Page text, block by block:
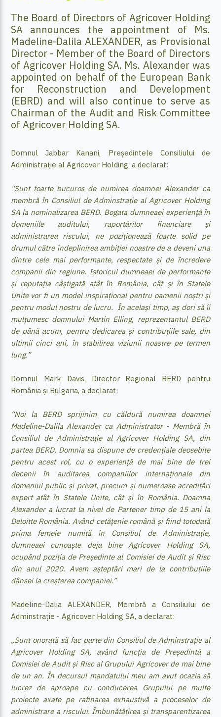
The Board of Directors of Agricover Holding
SA announces the appointment of Ms.
Madeline-Dalila ALEXANDER, as Provisional
Director - Member of the Board of Directors
of Agricover Holding SA. Ms. Alexander was
appointed on behalf of the European Bank
for Reconstruction and Development
(EBRD) and will also continue to serve as
Chairman of the Audit and Risk Committee
of Agricover Holding SA.
Domnul Jabbar Kanani, Președintele Consiliului de
Administrație al Agricover Holding, a declarat:
“Sunt foarte bucuros de numirea doamnei Alexander ca
membră în Consiliul de Adminstrație al Agricover Holding
SA la nominalizarea BERD. Bogata dumneaei experiență în
domeniile auditului, raportărilor financiare și
administrarea riscului, ne poziționează foarte solid pe
drumul către îndeplinirea ambiției noastre de a deveni una
dintre cele mai performante, respectate și de încredere
companii din regiune. Istoricul dumneaei de performanțe
și reputația câștigată atât în România, cât și în Statele
Unite vor fi un model inspirațional pentru oamenii noștri și
pentru modul nostru de lucru. În același timp, aș dori să îi
mulțumesc domnului Martin Elling, reprezentantul BERD
de până acum, pentru dedicarea și contribuțiile sale, din
ultimii cinci ani, în stabilirea viziunii noastre pe termen
lung.”
Domnul Mark Davis, Director Regional BERD pentru
România și Bulgaria, a declarat:
“Noi la BERD sprijinim cu căldură numirea doamnei
Madeline-Dalila Alexander ca Administrator - Membră în
Consiliul de Administrație al Agricover Holding SA, din
partea BERD. Domnia sa dispune de credențiale deosebite
pentru acest rol, cu o experiență de mai bine de trei
decenii în auditarea companiilor internaționale din
domeniul public și privat, precum și numeroase acreditări
expert atât în Statele Unite, cât și în România. Doamna
Alexander a lucrat la nivel de Partener timp de 15 ani la
Deloitte România. Având cetățenie română și fiind totodată
prima femeie numită în Consiliul de Administrație,
dumneaei cunoaște deja bine Agricover Holding SA,
ocupând poziția de Președinte al Comisiei de Audit și Risc
din anul 2020. Avem așteptări mari de la contribuțiile
dânsei la creșterea companiei.”
Madeline-Dalia ALEXANDER, Membră a Consiliului de
Adminstrație - Agricover Holding SA, a declarat:
„Sunt onorată să fac parte din Consiliul de Adminstrație al
Agricover Holding SA, având funcția de Președintă a
Comisiei de Audit și Risc al Grupului Agricover de mai bine
de un an. În decursul mandatului meu am avut ocazia să
lucrez de aproape cu conducerea Grupului pe multe
proiecte axate pe rafinarea exhaustivă a proceselor de
administrare a riscului. Îmbunătățirea și transparentizarea